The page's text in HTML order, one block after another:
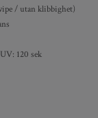
/ utan klibbighet)
120 sek